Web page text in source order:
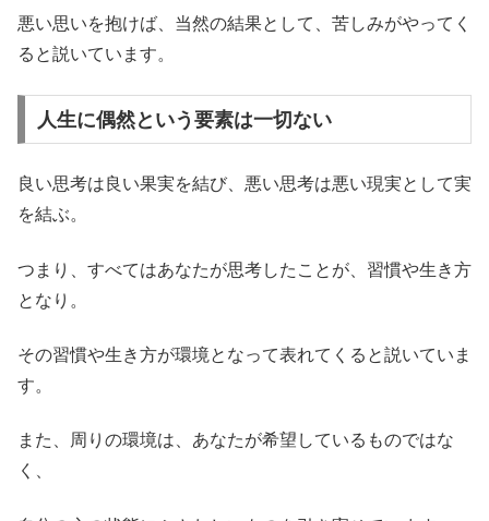
悪い思いを抱けば、当然の結果として、苦しみがやってく
ると説いています。
人生に偶然という要素は一切ない
良い思考は良い果実を結び、悪い思考は悪い現実として実
を結ぶ。
つまり、すべてはあなたが思考したことが、習慣や生き方
となり。
その習慣や生き方が環境となって表れてくると説いていま
す。
また、周りの環境は、あなたが希望しているものではな
く、